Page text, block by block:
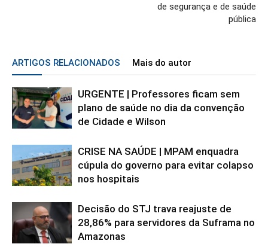
de segurança e de saúde
pública
ARTIGOS RELACIONADOS Mais do autor
URGENTE | Professores ficam sem
plano de saúde no dia da convenção
de Cidade e Wilson
CRISE NA SAÚDE | MPAM enquadra
cúpula do governo para evitar colapso
nos hospitais
Decisão do STJ trava reajuste de
28,86% para servidores da Suframa no
Amazonas